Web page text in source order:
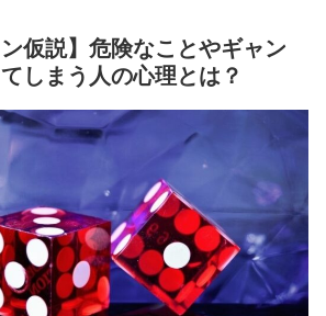
ン仮説】危険なことやギャン
しまう人の心理とは？